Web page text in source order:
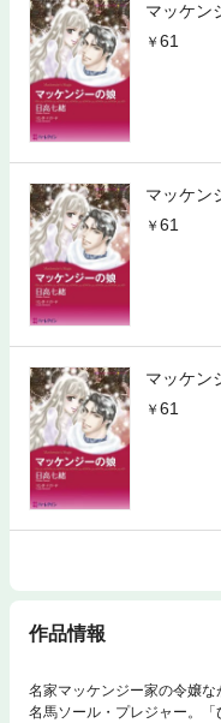
マッケン
61
マッケン
61
マッケン
61
作品情報
名家マッケンジー家の令嬢な
名馬ソール・プレジャー。